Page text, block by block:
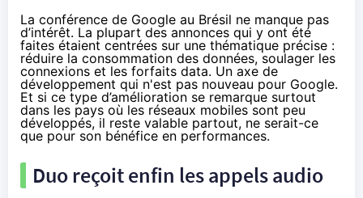
La conférence de Google au Brésil ne manque pas
d’intérêt. La plupart des annonces qui y ont été
faites étaient centrées sur une thématique précise :
réduire la consommation des données, soulager les
connexions et les forfaits data. Un axe de
développement qui n'est pas nouveau pour Google.
Et si ce type d’amélioration se remarque surtout
dans les pays où les réseaux mobiles sont peu
développés, il reste valable partout, ne serait-ce
que pour son bénéfice en performances.
Duo reçoit enfin les appels audio